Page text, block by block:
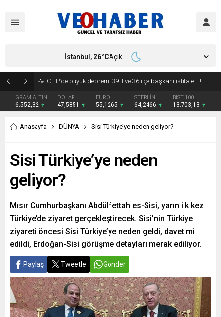
GRAM ALTIN
6.552,32
DOLAR
47,5851
EURO
55,1265
STERLİN
64,2466
BIST 100
13.703,13
İstanbul, 26°CAçık
Anasayfa DÜNYA Sisi Türkiye’ye neden geliyor?
Sisi Türkiye’ye neden
geliyor?
Mısır Cumhurbaşkanı Abdülfettah es-Sisi, yarın ilk kez
Türkiye’de ziyaret gerçekleştirecek. Sisi’nin Türkiye
ziyareti öncesi Sisi Türkiye’ye neden geldi, davet mi
edildi, Erdoğan-Sisi görüşme detayları merak ediliyor.
Paylaş Tweetle Gönder